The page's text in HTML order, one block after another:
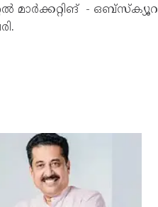
മാർക്കറ്റിങ് - ഒബ്സ്ക്യൂറ